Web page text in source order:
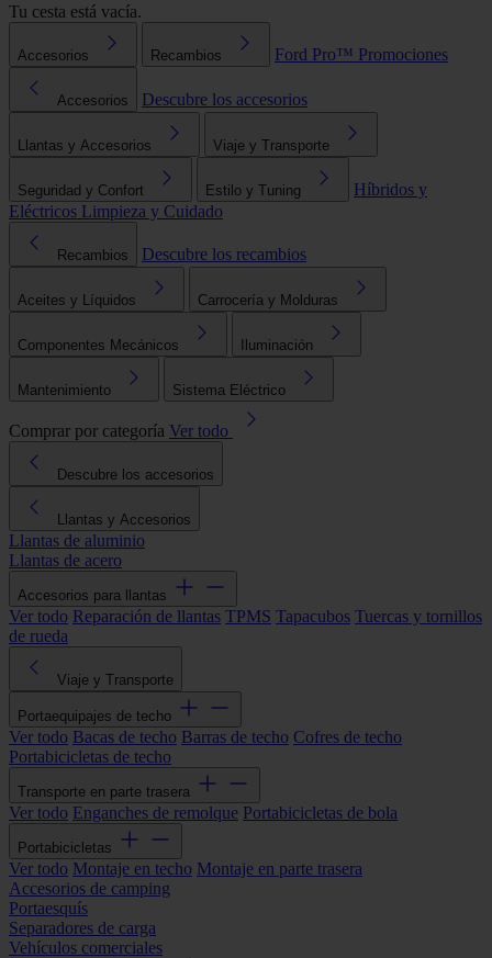
Tu cesta está vacía.
Accesorios Recambios Ford Pro™ Promociones
Accesorios Descubre los accesorios
Llantas y Accesorios Viaje y Transporte
Seguridad y Confort Estilo y Tuning
Híbridos y
Eléctricos Limpieza y Cuidado
Recambios Descubre los recambios
Aceites y Líquidos Carrocería y Molduras
Componentes Mecánicos Iluminación
Mantenimiento Sistema Eléctrico
Comprar por categoría Ver todo
Descubre los accesorios
Llantas y Accesorios
Llantas de aluminio
Llantas de acero
Accesorios para llantas
Ver todo Reparación de llantas TPMS Tapacubos Tuercas y tornillos
de rueda
Viaje y Transporte
Portaequipajes de techo
Ver todo Bacas de techo Barras de techo Cofres de techo
Portabicicletas de techo
Transporte en parte trasera
Ver todo Enganches de remolque Portabicicletas de bola
Portabicicletas
Ver todo Montaje en techo Montaje en parte trasera
Accesorios de camping
Portaesquís
Separadores de carga
Vehículos comerciales